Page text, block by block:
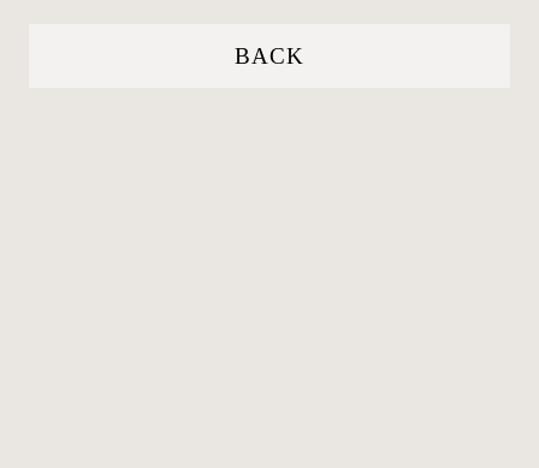
BACK